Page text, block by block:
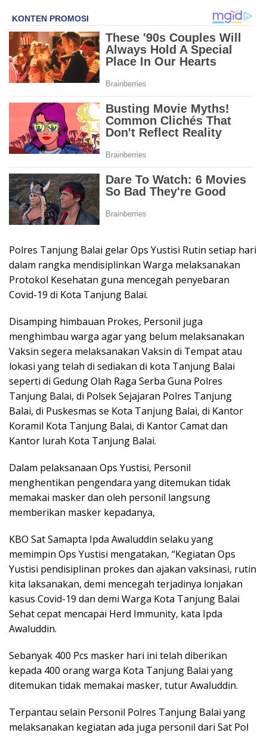
Polres Tanjung Balai gelar Ops Yustisi Rutin setiap hari
dalam rangka mendisiplinkan Warga melaksanakan
Protokol Kesehatan guna mencegah penyebaran
Covid-19 di Kota Tanjung Balai.
Disamping himbauan Prokes, Personil juga
menghimbau warga agar yang belum melaksanakan
Vaksin segera melaksanakan Vaksin di Tempat atau
lokasi yang telah di sediakan di kota Tanjung Balai
seperti di Gedung Olah Raga Serba Guna Polres
Tanjung Balai, di Polsek Sejajaran Polres Tanjung
Balai, di Puskesmas se Kota Tanjung Balai, di Kantor
Koramil Kota Tanjung Balai, di Kantor Camat dan
Kantor lurah Kota Tanjung Balai.
Dalam pelaksanaan Ops Yustisi, Personil
menghentikan pengendara yang ditemukan tidak
memakai masker dan oleh personil langsung
memberikan masker kepadanya,
KBO Sat Samapta Ipda Awaluddin selaku yang
memimpin Ops Yustisi mengatakan, “Kegiatan Ops
Yustisi pendisiplinan prokes dan ajakan vaksinasi, rutin
kita laksanakan, demi mencegah terjadinya lonjakan
kasus Covid-19 dan demi Warga Kota Tanjung Balai
Sehat cepat mencapai Herd Immunity, kata Ipda
Awaluddin.
Sebanyak 400 Pcs masker hari ini telah diberikan
kepada 400 orang warga Kota Tanjung Balai yang
ditemukan tidak memakai masker, tutur Awaluddin.
Terpantau selain Personil Polres Tanjung Balai yang
melaksanakan kegiatan ada juga personil dari Sat Pol